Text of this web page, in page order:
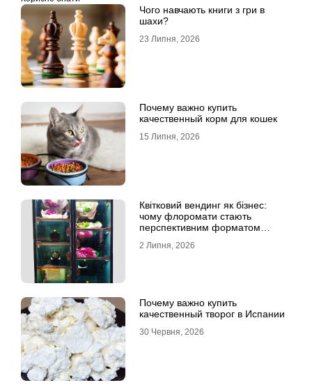
Чого навчають книги з гри в
шахи?
23 Липня, 2026
Почему важно купить
качественный корм для кошек
15 Липня, 2026
Квітковий вендинг як бізнес:
чому флоромати стають
перспективним форматом
2 Липня, 2026
Почему важно купить
качественный творог в Испании
30 Червня, 2026